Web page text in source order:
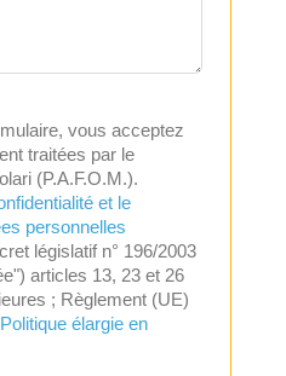
vous acceptez
traitées par le
(P.A.F.O.M.).
et le
personnelles
législatif n° 196/2003
articles 13, 23 et 26
; Règlement (UE)
Politique élargie en